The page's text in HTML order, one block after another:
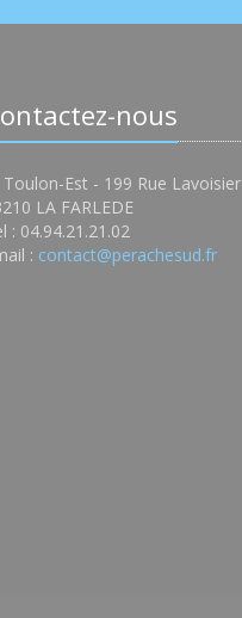
nous
Toulon-Est - 199 Rue Lavoisier
LA FARLEDE
: 04.94.21.21.02
: contact@perachesud.fr